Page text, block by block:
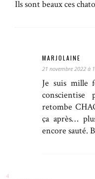
Ils sont beaux ces
MARJOLAINE
21 novembre 2022 à
Je suis mille
conscientise
retombe
ça après…
encore sauté.